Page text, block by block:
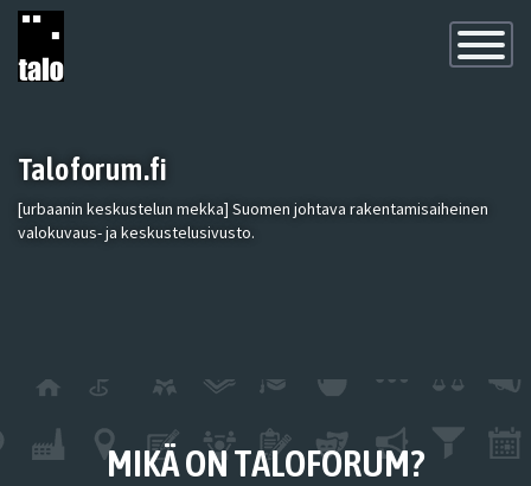
Toggle
Taloforum.fi
[urbaanin keskustelun mekka] Suomen johtava rakentamisaiheinen
valokuvaus- ja keskustelusivusto.
MIKÄ ON TALOFORUM?